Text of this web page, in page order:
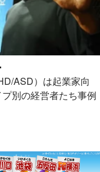
ASD）は起業家向
別の経営者たち事例